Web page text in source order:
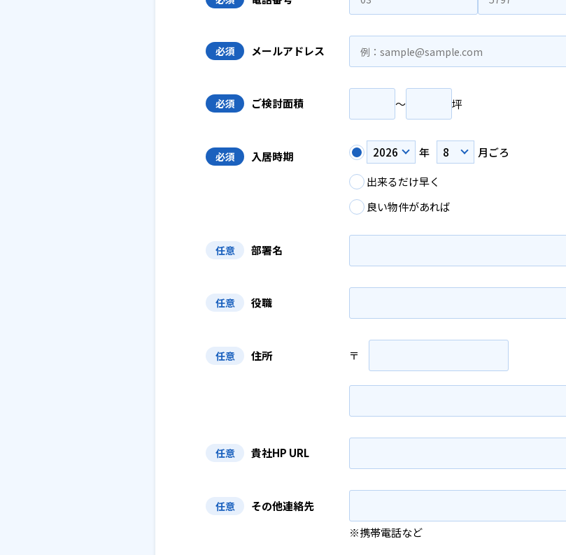
必須 メールアドレス
必須 ご検討面積 〜 坪
必須 入居時期 年
月ごろ
出来るだけ早く
良い物件があれば
任意 部署名
任意 役職
任意 住所 〒
任意 貴社HP URL
任意
その他連絡先
※携帯電話など